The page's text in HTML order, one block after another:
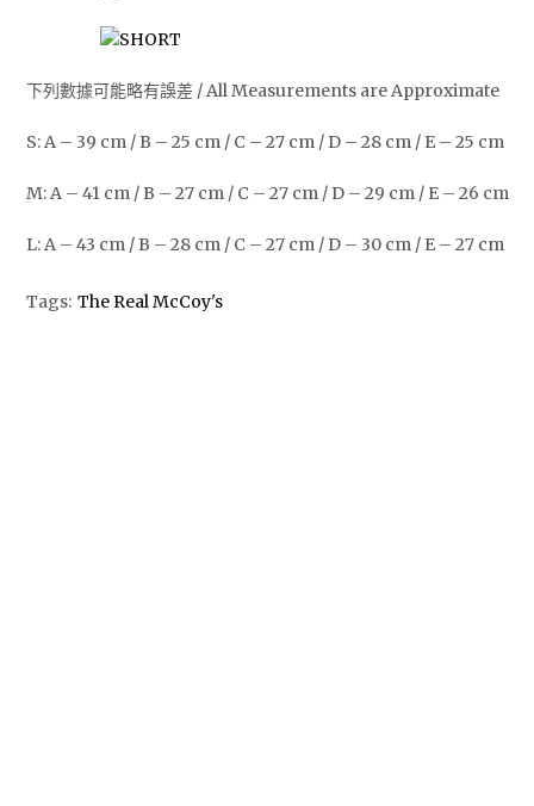
下列數據可能略有誤差 / All Measurements are Approximate
S: A – 39 cm / B – 25 cm / C – 27 cm / D – 28 cm / E – 25 cm
M: A – 41 cm / B – 27 cm / C – 27 cm / D – 29 cm / E – 26 cm
L: A – 43 cm / B – 28 cm / C – 27 cm / D – 30 cm / E – 27 cm
Tags: The Real McCoy's